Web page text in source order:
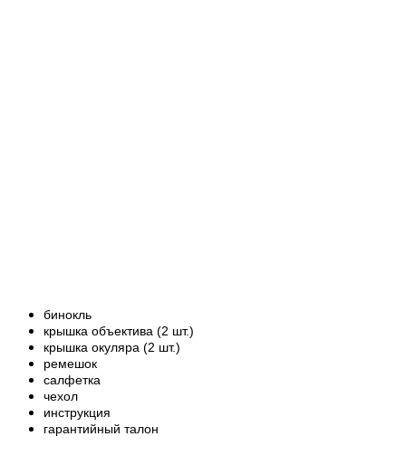
бинокль
крышка объектива (2 шт.)
крышка окуляра (2 шт.)
ремешок
салфетка
чехол
инструкция
гарантийный талон